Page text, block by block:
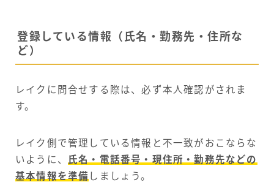
登録している情報（氏名・勤務先・住所な
ど）
レイクに問合せする際は、必ず本人確認がされま
す。
レイク側で管理している情報と不一致がおこならな
いように、
氏名・電話番号・現住所・勤務先などの
基本情報を準備 しましょう。